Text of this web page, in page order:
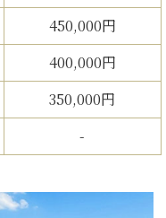
450,000円
400,000円
350,000円
-